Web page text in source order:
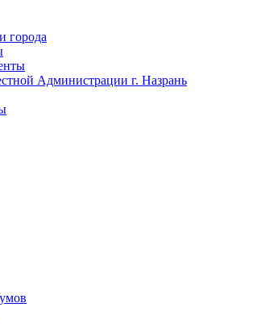
города
Администрации г. Назрань